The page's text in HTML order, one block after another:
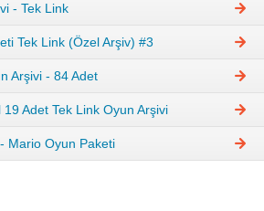
- Tek Link
Tek Link (Özel Arşiv) #3
Arşivi - 84 Adet
Adet Tek Link Oyun Arşivi
Mario Oyun Paketi